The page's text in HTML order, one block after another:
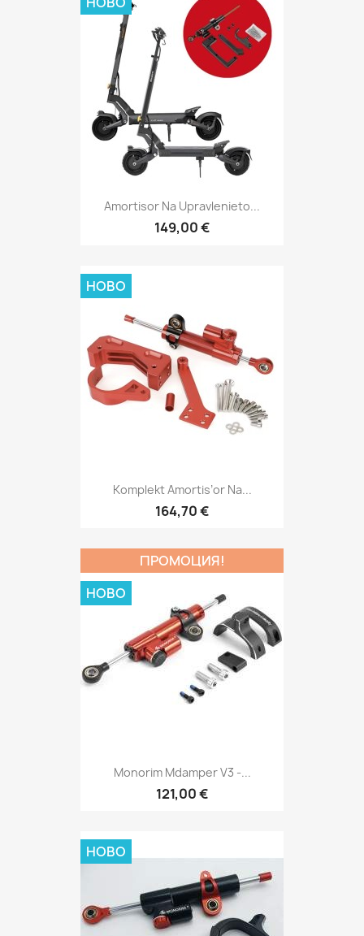
Amortisor Na Upravlenieto...
149,00 €
Komplekt Amortis’or Na...
164,70 €
НОВО
Monorim Mdamper V3 -...
121,00 €
ПРОМОЦИЯ!
НОВО
НОВО